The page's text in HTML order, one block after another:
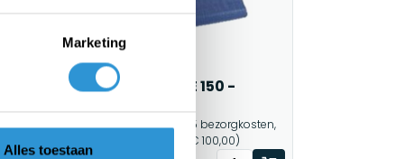
Marketing
Alles toestaan
Dekkleed 10x15 PE 150 -
Groen/Blauw
1-2 werkdagen (€ 8,95 bezorgkosten,
gratis levering vanaf € 100,00)